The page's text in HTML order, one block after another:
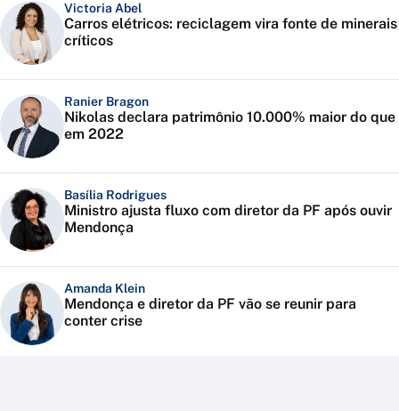
Victoria Abel
Carros elétricos: reciclagem vira fonte de minerais
críticos
Ranier Bragon
Nikolas declara patrimônio 10.000% maior do que
em 2022
Basília Rodrigues
Ministro ajusta fluxo com diretor da PF após ouvir
Mendonça
Amanda Klein
Mendonça e diretor da PF vão se reunir para
conter crise